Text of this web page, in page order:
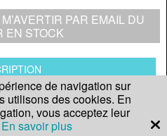
PAR EMAIL DU
EN STOCK
PRÉPARATION
de navigation sur
utilisons des cookies. En
vous acceptez leur
En savoir plus